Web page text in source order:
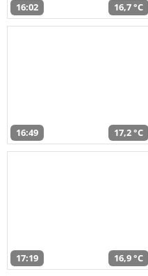
16:02 16,7 °C
16:49 17,2 °C
17:19 16,9 °C